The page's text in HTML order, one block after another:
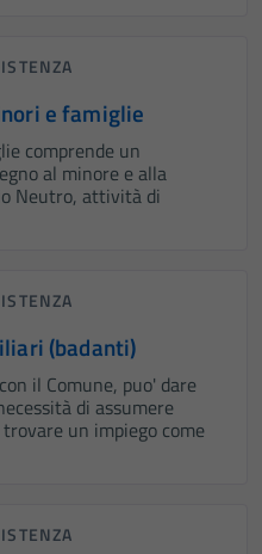
e famiglie
comprende un
al minore e alla
Neutro, attività di
(badanti)
il Comune, puo' dare
di assumere
un impiego come